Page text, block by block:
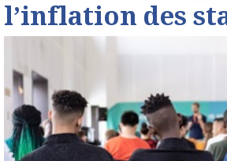
l’inflation des